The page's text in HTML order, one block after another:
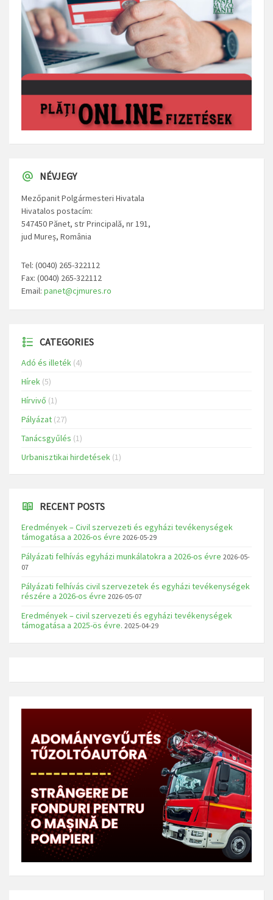
NÉVJEGY
Mezőpanit Polgármesteri Hivatala
Hivatalos postacím:
547450 Pănet, str Principală, nr 191,
jud Mureș, România
Tel: (0040) 265-322112
Fax: (0040) 265-322112
Email: panet@cjmures.ro
CATEGORIES
Adó és illeték (4)
Hírek (5)
Hírvivő (1)
Pályázat (27)
Tanácsgyűlés (1)
Urbanisztikai hirdetések (1)
RECENT POSTS
Eredmények – Civil szervezeti és egyházi tevékenységek
támogatása a 2026-os évre 2026-05-29
Pályázati felhívás egyházi munkálatokra a 2026-os évre 2026-05-
07
Pályázati felhívás civil szervezetek és egyházi tevékenységek
részére a 2026-os évre 2026-05-07
Eredmények – civil szervezeti és egyházi tevékenységek
támogatása a 2025-ös évre. 2025-04-29